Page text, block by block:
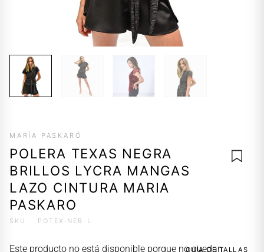
MARÍA PASKARÓ
POLERA TEXAS NEGRA
BRILLOS LYCRA MANGAS
LAZO CINTURA MARIA
PASKARO
SKU · POTEX-NEB-L
GUÍA DE TALLAS
Este producto no está disponible porque no quedan